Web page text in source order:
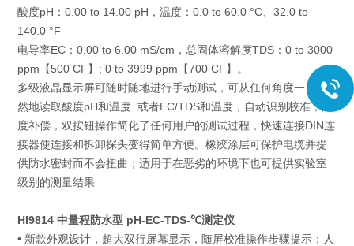
酸度pH：0.00 to 14.00 pH，温度：0.0 to 60.0 °C、32.0 to
140.0 °F
电导率EC：0.00 to 6.00 mS/cm，总固体溶解度TDS：0 to 3000
ppm【500 CF】; 0 to 3999 ppm【700 CF】。
多级液晶显示屏可随时随地进行手动测试，可从任何角度一目了
然地读取酸度pH和温度 或者EC/TDS和温度，自动识别校准，温
度补偿，双按钮操作简化了任何用户的测试过程，快速连接DIN连
接器使连接和拆卸探头变得简单方便。橡胶涂层可保护电缆并提
供防水密封而不会扭曲；适用于在恶劣的环境下也可提供实验室
级别的测量结果
HI9814 中量程防水型 pH-EC-TDS-℃测定仪
• 新款外观设计，超大双行屏幕显示，随屏校准操作步骤提示；人